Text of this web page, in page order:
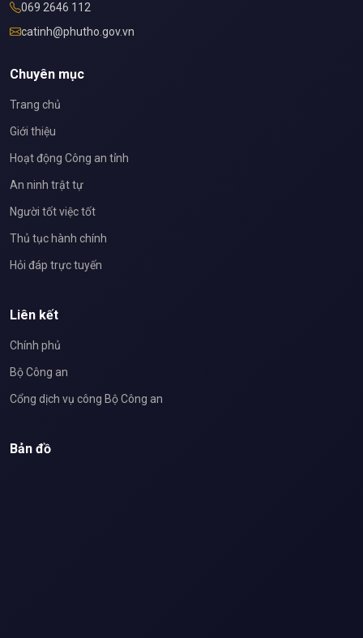
069 2646 112
catinh@phutho.gov.vn
Chuyên mục
Trang chủ
Giới thiệu
Hoạt động Công an tỉnh
An ninh trật tự
Người tốt việc tốt
Thủ tục hành chính
Hỏi đáp trực tuyến
Liên kết
Chính phủ
Bộ Công an
Cổng dịch vụ công Bộ Công an
Bản đồ